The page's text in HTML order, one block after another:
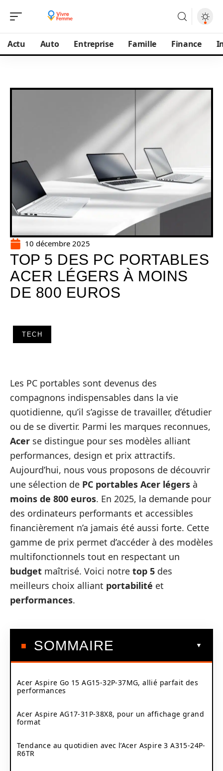
Actu Auto Entreprise Famille Finance
10 décembre 2025
TOP 5 DES PC PORTABLES
ACER LÉGERS À MOINS
DE 800 EUROS
TECH
Les PC portables sont devenus des
compagnons indispensables dans la vie
quotidienne, qu’il s’agisse de travailler, d’étudier
ou de se divertir. Parmi les marques reconnues,
Acer se distingue pour ses modèles alliant
performances, design et prix attractifs.
Aujourd’hui, nous vous proposons de découvrir
une sélection de PC portables Acer légers à
moins de 800 euros. En 2025, la demande pour
des ordinateurs performants et accessibles
financièrement n’a jamais été aussi forte. Cette
gamme de prix permet d’accéder à des modèles
multifonctionnels tout en respectant un
budget maîtrisé. Voici notre top 5 des
meilleurs choix alliant portabilité et
performances.
SOMMAIRE
Acer Aspire Go 15 AG15-32P-37MG, allié parfait des
performances
Acer Aspire AG17-31P-38X8, pour un affichage grand
format
Tendance au quotidien avec l’Acer Aspire 3 A315-24P-
R6TR